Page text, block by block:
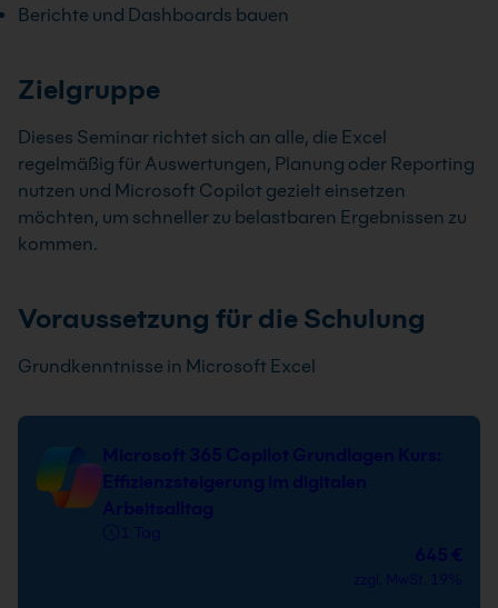
Berichte und Dashboards bauen
Zielgruppe
Dieses Seminar richtet sich an alle, die Excel
regelmäßig für Auswertungen, Planung oder Reporting
nutzen und Microsoft Copilot gezielt einsetzen
möchten, um schneller zu belastbaren Ergebnissen zu
kommen.
Voraussetzung für die Schulung
Grundkenntnisse in Microsoft Excel